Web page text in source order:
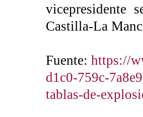
vicepresidente
Castilla-La
Fuente: https://
d1c0-759c-
tablas-de-